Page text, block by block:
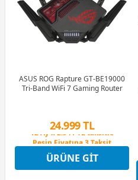
ASUS ROG Rapture GT-BE19000
Tri-Band WiFi 7 Gaming Router
24.999 TL
Peşin Fiyatına 3 Taksit
12 Ay x 2.941 TL taksitle
Peşin Fiyatına 3 Taksit
ÜRÜNE GIT